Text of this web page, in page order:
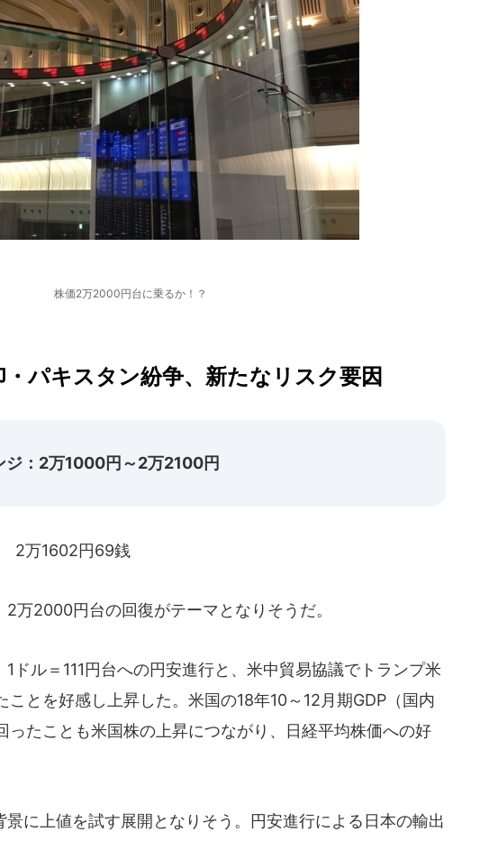
株価2万2000円台に乗るか！？
パキスタン紛争、新たなリスク要因
ジ：2万1000円～2万2100円
2万1602円69銭
万2000円台の回復がテーマとなりそうだ。
ドル＝111円台への円安進行と、米中貿易協議でトランプ米
ことを好感し上昇した。米国の18年10～12月期GDP（国内
ったことも米国株の上昇につながり、日経平均株価への好
に上値を試す展開となりそう。円安進行による日本の輸出